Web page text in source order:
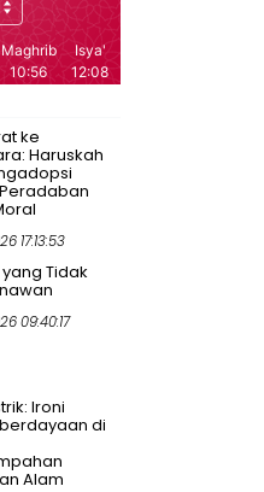
ke
Haruskah
17:13:53
Tidak
09:40:17
Ironi
di
Alam